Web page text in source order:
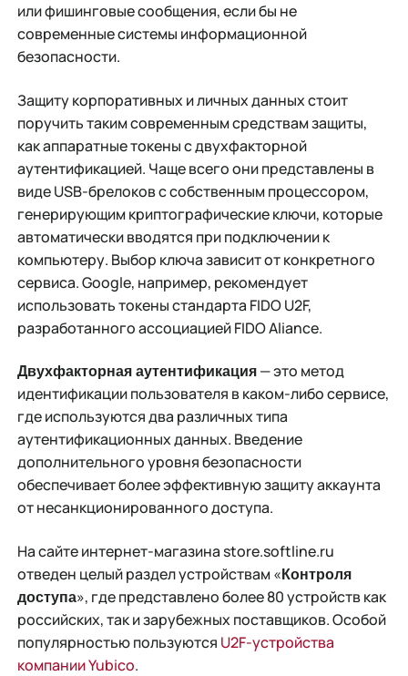
или фишинговые сообщения, если бы не
современные системы информационной
безопасности.
Защиту корпоративных и личных данных стоит
поручить таким современным средствам защиты,
как аппаратные токены с двухфакторной
аутентификацией. Чаще всего они представлены в
виде USB-брелоков с собственным процессором,
генерирующим криптографические ключи, которые
автоматически вводятся при подключении к
компьютеру. Выбор ключа зависит от конкретного
сервиса. Google, например, рекомендует
использовать токены стандарта FIDO U2F,
разработанного ассоциацией FIDO Aliance.
Двухфакторная аутентификация— это метод
идентификации пользователя в каком-либо сервисе,
где используются два различных типа
аутентификационных данных. Введение
дополнительного уровня безопасности
обеспечивает более эффективную защиту аккаунта
от несанкционированного доступа.
На сайте интернет-магазина store.softline.ru
отведен целый раздел устройствам « Контроля
доступа», где представлено более 80 устройств как
российских, так и зарубежных поставщиков. Особой
популярностью пользуются U2F-устройства
компании Yubico.